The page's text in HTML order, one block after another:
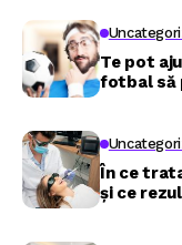
Te pot
fotbal să
În ce
și ce